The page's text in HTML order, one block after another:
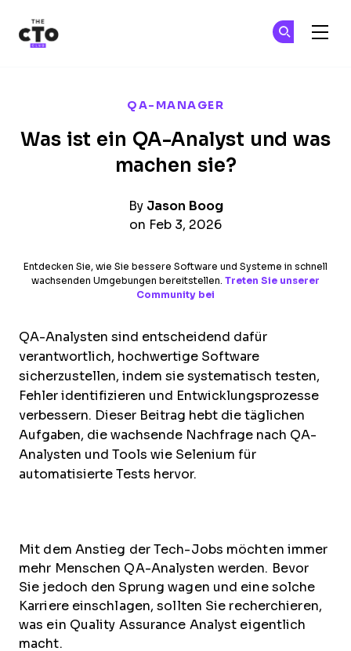
QA-MANAGER
Was ist ein QA-Analyst und was
machen sie?
By Jason Boog
on Feb 3, 2026
Entdecken Sie, wie Sie bessere Software und Systeme in schnell
wachsenden Umgebungen bereitstellen. Treten Sie unserer
Community bei
QA-Analysten sind entscheidend dafür
verantwortlich, hochwertige Software
sicherzustellen, indem sie systematisch testen,
Fehler identifizieren und Entwicklungsprozesse
verbessern. Dieser Beitrag hebt die täglichen
Aufgaben, die wachsende Nachfrage nach QA-
Analysten und Tools wie Selenium für
automatisierte Tests hervor.
Mit dem Anstieg der Tech-Jobs möchten immer
mehr Menschen QA-Analysten werden. Bevor
Sie jedoch den Sprung wagen und eine solche
Karriere einschlagen, sollten Sie recherchieren,
was ein Quality Assurance Analyst eigentlich
macht.